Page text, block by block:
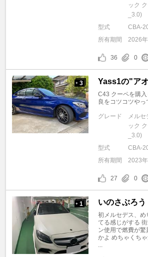
ック
_3.0)
型式
CBA-
所有期間
2026
36 0
+ 3 Yass1の"ア
C43 クーペを購
良をコツコツやっ
グレード
メル
ック
_3.0)
型式
CBA-
所有期間
2023
27 0
+ 1 いのさぶろう
初メルセデス、
てる感じがする
ン使用で燃費が
かよ めちゃくち
...